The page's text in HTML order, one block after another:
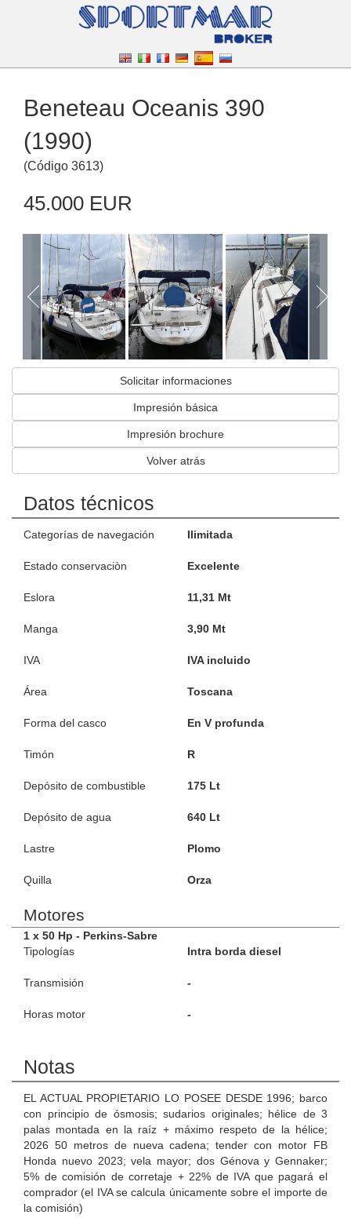
Beneteau Oceanis 390
(1990)
(Código 3613)
45.000 EUR
Solicitar informaciones
Impresión básica
Impresión brochure
Volver atrás
Datos técnicos
Categorías de navegación Ilimitada
Estado conservaciòn Excelente
Eslora 11,31 Mt
Manga 3,90 Mt
IVA IVA incluido
Área Toscana
Forma del casco En V profunda
Timón R
Depósito de combustible 175 Lt
Depósito de agua 640 Lt
Lastre Plomo
Quilla Orza
Motores
1 x 50 Hp - Perkins-Sabre
Tipologías
Intra borda diesel
Transmisión -
Horas motor -
Notas
EL ACTUAL PROPIETARIO LO POSEE DESDE 1996; barco
con principio de ósmosis; sudarios originales; hélice de 3
palas montada en la raíz + máximo respeto de la hélice;
2026 50 metros de nueva cadena; tender con motor FB
Honda nuevo 2023; vela mayor; dos Génova y Gennaker;
5% de comisión de corretaje + 22% de IVA que pagará el
comprador (el IVA se calcula únicamente sobre el importe de
la comisión)